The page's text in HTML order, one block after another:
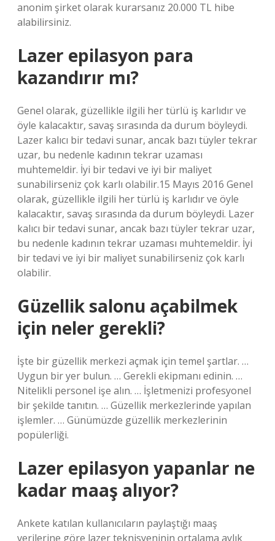
anonim şirket olarak kurarsanız 20.000 TL hibe
alabilirsiniz.
Lazer epilasyon para
kazandırır mı?
Genel olarak, güzellikle ilgili her türlü iş karlıdır ve
öyle kalacaktır, savaş sırasında da durum böyleydi.
Lazer kalıcı bir tedavi sunar, ancak bazı tüyler tekrar
uzar, bu nedenle kadının tekrar uzaması
muhtemeldir. İyi bir tedavi ve iyi bir maliyet
sunabilirseniz çok karlı olabilir.15 Mayıs 2016 Genel
olarak, güzellikle ilgili her türlü iş karlıdır ve öyle
kalacaktır, savaş sırasında da durum böyleydi. Lazer
kalıcı bir tedavi sunar, ancak bazı tüyler tekrar uzar,
bu nedenle kadının tekrar uzaması muhtemeldir. İyi
bir tedavi ve iyi bir maliyet sunabilirseniz çok karlı
olabilir.
Güzellik salonu açabilmek
için neler gerekli?
İşte bir güzellik merkezi açmak için temel şartlar. …
Uygun bir yer bulun. … Gerekli ekipmanı edinin. …
Nitelikli personel işe alın. … İşletmenizi profesyonel
bir şekilde tanıtın. … Güzellik merkezlerinde yapılan
işlemler. … Günümüzde güzellik merkezlerinin
popülerliği.
Lazer epilasyon yapanlar ne
kadar maaş alıyor?
Ankete katılan kullanıcıların paylaştığı maaş
verilerine göre lazer teknisyeninin ortalama aylık